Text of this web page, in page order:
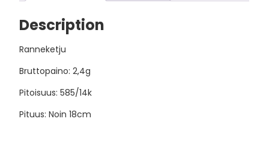
Description
Ranneketju
Bruttopaino: 2,4g
Pitoisuus: 585/14k
Pituus: Noin 18cm